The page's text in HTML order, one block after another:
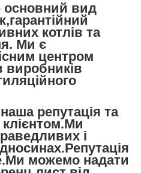
основний вид
котлів та
Ми є
центром
виробників
репутація та
і
можемо надати